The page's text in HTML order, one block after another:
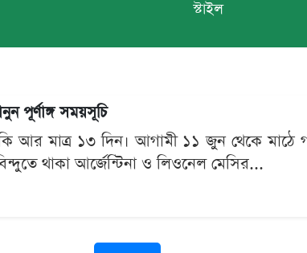
স্টাইল
পূর্ণাঙ্গ সময়সূচি
আর মাত্র ১৩ দিন। আগামী ১১ জুন থেকে
থাকা আর্জেন্টিনা ও লিওনেল মেসির...